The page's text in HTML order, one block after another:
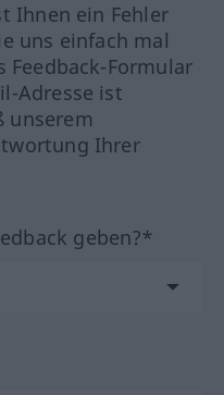
Ihnen ein Fehler
uns einfach mal
Feedback-Formular
Adresse ist
unserem
Ihrer
geben?*